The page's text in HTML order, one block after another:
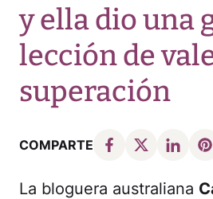
y ella dio una
lección de
superación
COMPARTE
La bloguera australiana